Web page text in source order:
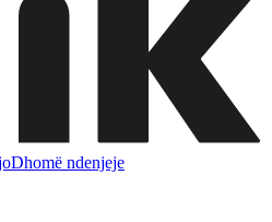
Dhomë ndenjeje